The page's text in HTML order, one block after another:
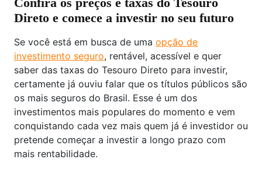
Direto e comece a investir no seu futuro
Se você está em busca de uma opção de
investimento seguro, rentável, acessível e quer
saber das taxas do Tesouro Direto para investir,
certamente já ouviu falar que os títulos públicos são
os mais seguros do Brasil. Esse é um dos
investimentos mais populares do momento e vem
conquistando cada vez mais quem já é investidor ou
pretende começar a investir a longo prazo com
mais rentabilidade.